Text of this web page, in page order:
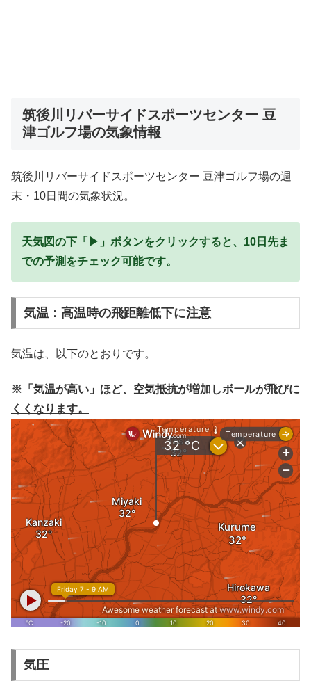
筑後川リバーサイドスポーツセンター 豆
津ゴルフ場の気象情報
筑後川リバーサイドスポーツセンター 豆津ゴルフ場の週
末・10日間の気象状況。
天気図の下「▶」ボタンをクリックすると、10日先ま
での予測をチェック可能です。
気温：高温時の飛距離低下に注意
気温は、以下のとおりです。
※「気温が高い」ほど、空気抵抗が増加しボールが飛びに
くくなります。
気圧